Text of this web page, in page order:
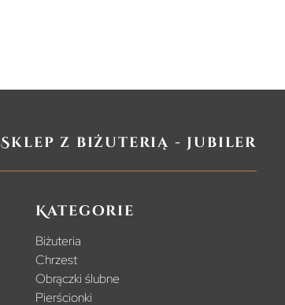
Sklep z biżuterią - jubiler
Kategorie
Biżuteria
Chrzest
Obrączki ślubne
Pierścionki